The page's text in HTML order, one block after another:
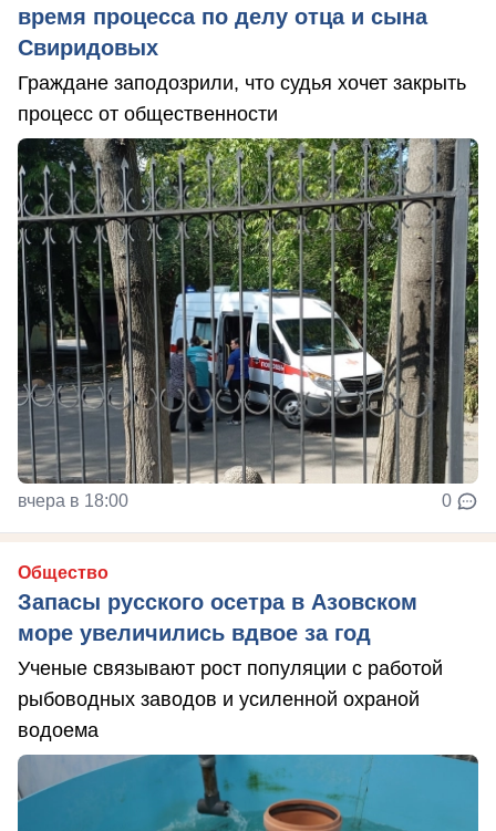
время процесса по делу отца и сына
Свиридовых
Граждане заподозрили, что судья хочет закрыть
процесс от общественности
вчера в 18:00 0
Общество
Запасы русского осетра в Азовском
море увеличились вдвое за год
Ученые связывают рост популяции с работой
рыбоводных заводов и усиленной охраной
водоема